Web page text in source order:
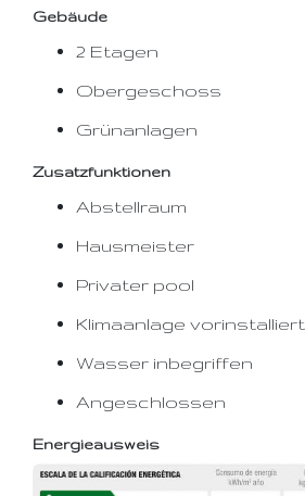
Gebäude
2 Etagen
Obergeschoss
Grünanlagen
Zusatzfunktionen
Abstellraum
Hausmeister
Privater pool
Klimaanlage vorinstalliert
Wasser inbegriffen
Angeschlossen
Energieausweis